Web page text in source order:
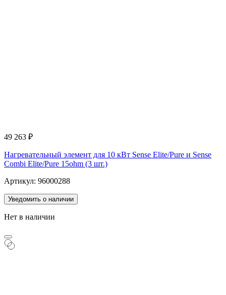
49 263 ₽
Нагревательный элемент для 10 кВт Sense Elite/Pure и Sense
Combi Elite/Pure 15ohm (3 шт.)
Артикул: 96000288
Уведомить о наличии
Нет в наличии